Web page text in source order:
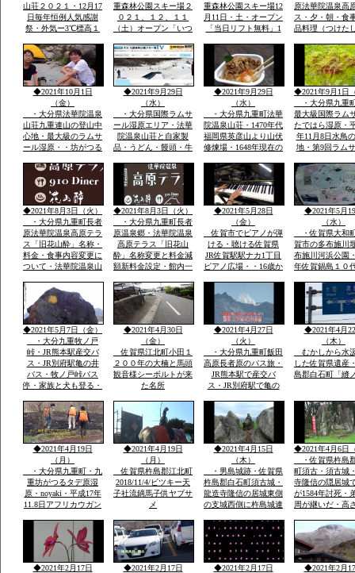
山荘２０２１・12月17
日毎年恒例人気感謝
祭・外気ー3℃標高１
全国から50数名山荘で
年忘れ爆笑感謝祭
重森林公園スキー場２
０２１、１２、１１
（土）オープン「いつ
「大人も子供も体一つ
で来場OK一流メーカ
ーレンタルウェア４０
００セツト用意」
重森林公園スキー場12
月11日・土・オープン
「当日リフト無料」1
営業手ぶらでOKレン
タルウェア全サイズ用
意
原法華院温泉高
ス・夕・朝・食
品料理（つけた
DINER（九重
ー）品数豊富宿
で1万円前後予
ダイナープライ
企業様合宿・研
◆2021年10月1日
（金）
・大分県法華院温泉
山荘九重連山の登山中
心地・最大級のラムサ
ール湿原・・坊がつる
山者に山をインタビュ
ウ
◆2021年9月29日
（水）
・大分県国際ラムサ
ール湿原エリア・法華
院温泉山荘と自家製
品・うどん・饅頭・牛
類・オリジナル専用お
土産・すべて一味違
う・天然温泉とお酒・
国際ラムサール湿原坊
がつるでテン泊・畳に
◆2021年9月29日
（水）
・大分県九重町法華
院温泉山荘・1470年代
福岡県英彦山より山伏
修煉場・1648年現在の
音・不動明王・毘沙門
天・江戸時代武田藩の
祈願所・明治15年本
坊・支所は消失24代弘
蔵孟夫が山宿
◆2021年9月1日
・大分県九重
最大級国際ラム
たではら湿原・
年11月8日水鳥
地・第9回ラム
内最大級標高１
から１２００ｍ
の野焼・地元ボ
アで環境維
◆2021年8月3日（火）
・大分県九重町長者
原法華院温泉高原テラ
ス「旧花山酔」名称・
料金・食事内容変更に
ついて・法華院温泉山
明・パソコン可・
hi/fiok/九重連山登山・
国内最大級のラムサー
ル湿原エリアなど
◆2021年8月3日（火）
・大分県九重町長者
原温泉郷・法華院温泉
高原テラス「旧花山
酔」名称変更と料金減
額新料金設定・館内一
荘27代目荘主・弘蔵岳
久より説明ご挨拶ご案
内いたします・家族で
レーズナブルで
◆2021年5月28日
（金）
佐賀市でピアノが弾
ける・聴ける佐賀県
JR佐賀駅駅ナカ1丁目
ピアノ広場・・16歳か
ける人応援求
◆2021年5月
（水）
・佐賀県大和
賀市の多布施川
布施川河浜公園
年佐賀鍋島１０
「多布施川河岬
園」トンボ王
◆2021年5月7日（金）
・大分九重牧ノ戸
峠・JR熊本駅産交バ
ス・JR別府駅亀の井
バス・牧ノ戸峠バス
停・家族と犬も登る・
ース
◆2021年4月30日
（金）
佐賀県江北町小田１
２００年の大楠と馬頭
観音様シーボルトが来
た名所
◆2021年4月27日
（火）
・大分県九重町飯田
高原長者原のバス旅・
JR熊本駅で産交バ
ス・JR別府駅で亀の
級ラムサール坊がつる
たではら湿原・ミヤマ
キリシマ九重連山法華
院温泉
◆2021年4月
（木）
むかしから水
した佐賀県遺産
島郡白石町「縫
◆2021年4月19日
（月）
・大分県九重町・九
重坊がつるタデ原湿
原・noyaki・平成17年
11.8日アフリカウガン
ル湿原にタデ原３８
ha・坊がつる５３ha・
九重の自然をまのる会
◆2021年4月19日
（月）
佐賀県杵島郡江北町
2018/11/4/ビツキー天
子社流鏑馬子供ヤブサ
メ
◆2021年4月15日
（木）
・男島城跡・佐賀県
杵島郡白石町須古城・
龍造寺隆信の居城東側
の支城西側に杵島城連
鎮西屈指の堅城
◆2021年4月6日
・佐賀県杵島
町須古・須古城
寺隆信の隠居城
が1584年討死・
周が継いだ・高
２年天文年間か
年築城
◆2021年2月17日
◆2021年2月17日
◆2021年2月17日
◆2021年2月